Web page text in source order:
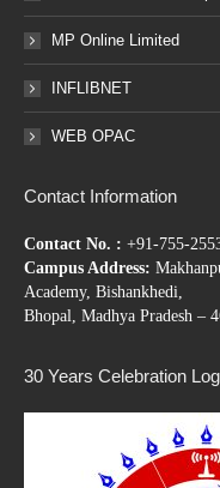
MP Online Limited
INFLIBNET
WEB OPAC
Contact Information
Contact No. : +91-755-
Campus Address:
Academy, Bishankhedi,
Bhopal, Madhya Pradesh –
30 Years Celebration